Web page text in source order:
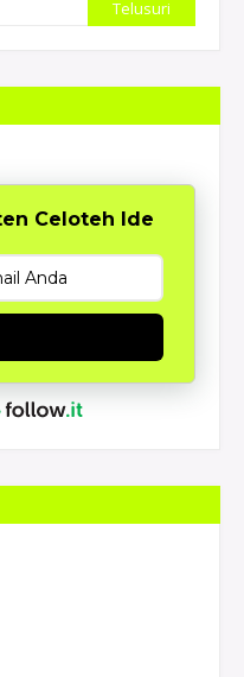
Celoteh Ide